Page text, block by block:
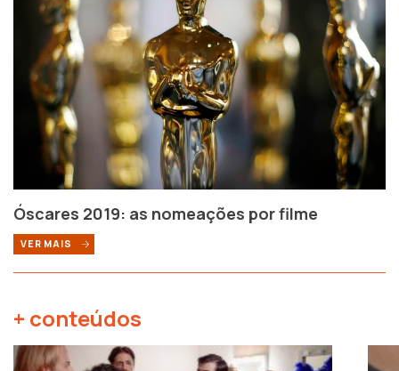
Óscares 2019: as nomeações por filme
VER MAIS
+ conteúdos